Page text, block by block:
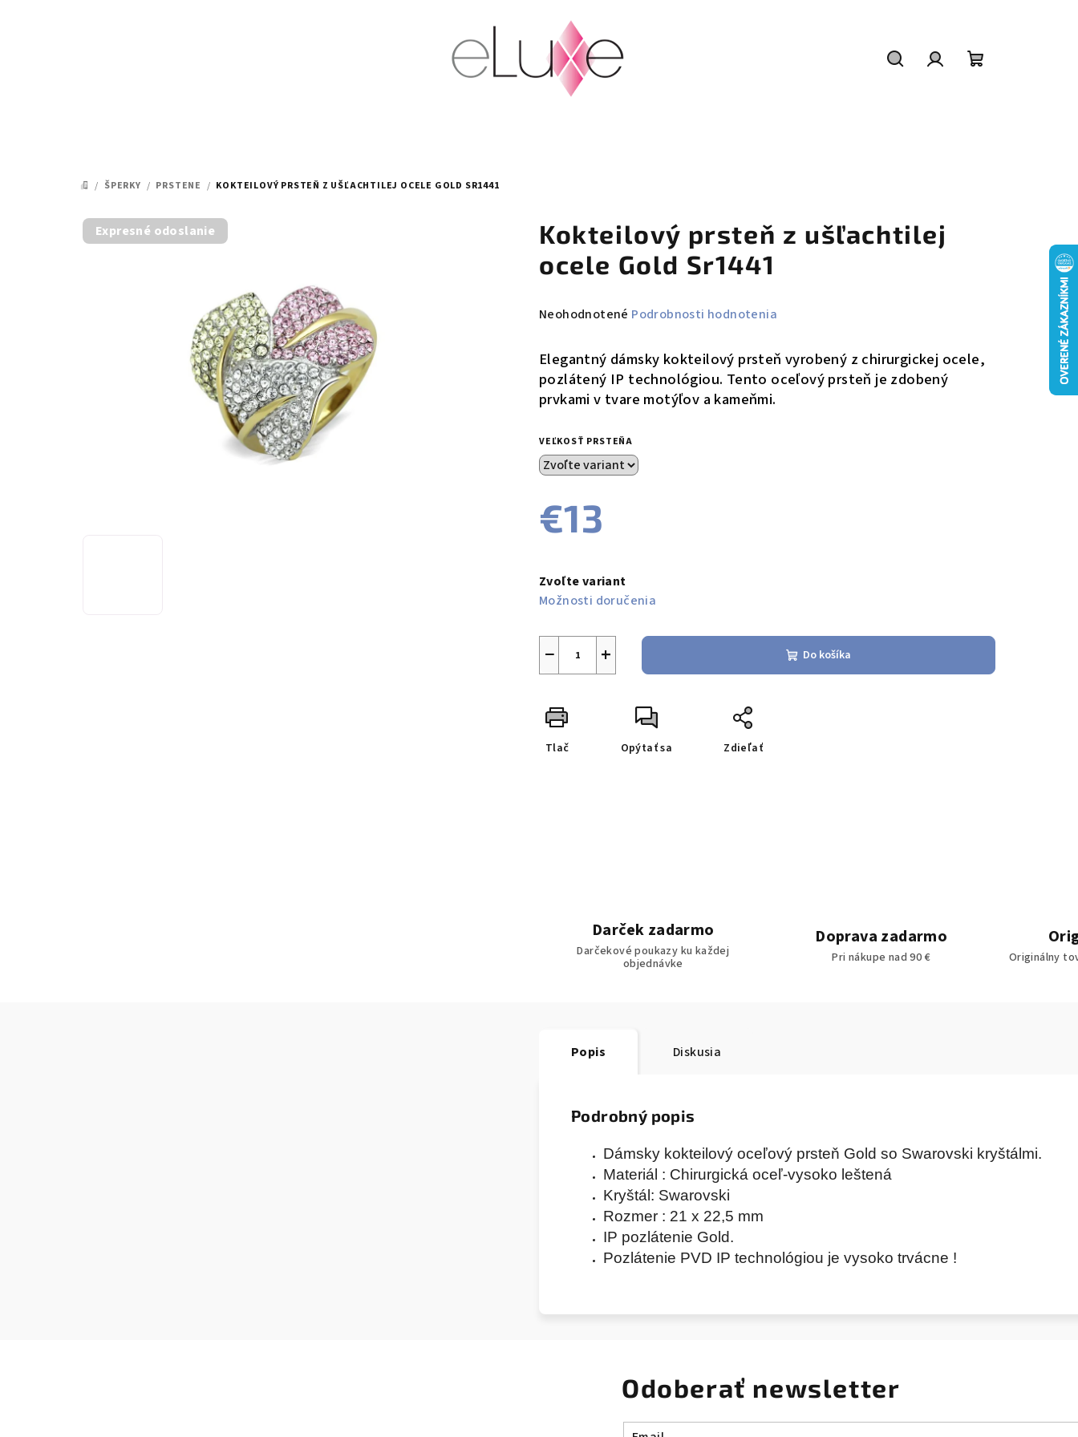
DOMOV
/ ŠPERKY / PRSTENE / KOKTEILOVÝ PRSTEŇ Z UŠĽACHTILEJ OCELE GOLD SR1441
Kokteilový prsteň z ušľachtilej
ocele Gold Sr1441
Priemerné
produktu
0,0
z
hviezdičiek.
Neohodnotené Podrobnosti hodnotenia
Elegantný dámsky kokteilový prsteň vyrobený z chirurgickej ocele,
pozlátený IP technológiou. Tento oceľový prsteň je zdobený
prvkami v tvare motýľov a kameňmi.
VEĽKOSŤ PRSTEŇA
€13
cena:
Zvoľte variant
Možnosti doručenia
+
− Do košíka
Tlač Opýtať sa Zdieľať
Expresné odoslanie
Darček zadarmo
Darčekové poukazy ku každej
objednávke
Doprava zadarmo
Pri nákupe nad 90 € Originálny
Popis Diskusia
Podrobný popis
Dámsky kokteilový oceľový prsteň Gold so Swarovski kryštálmi.
Materiál : Chirurgická oceľ-vysoko leštená
Kryštál: Swarovski
Rozmer : 21 x 22,5 mm
IP pozlátenie Gold.
Pozlátenie PVD IP technológiou je vysoko trvácne !
Odoberať newsletter